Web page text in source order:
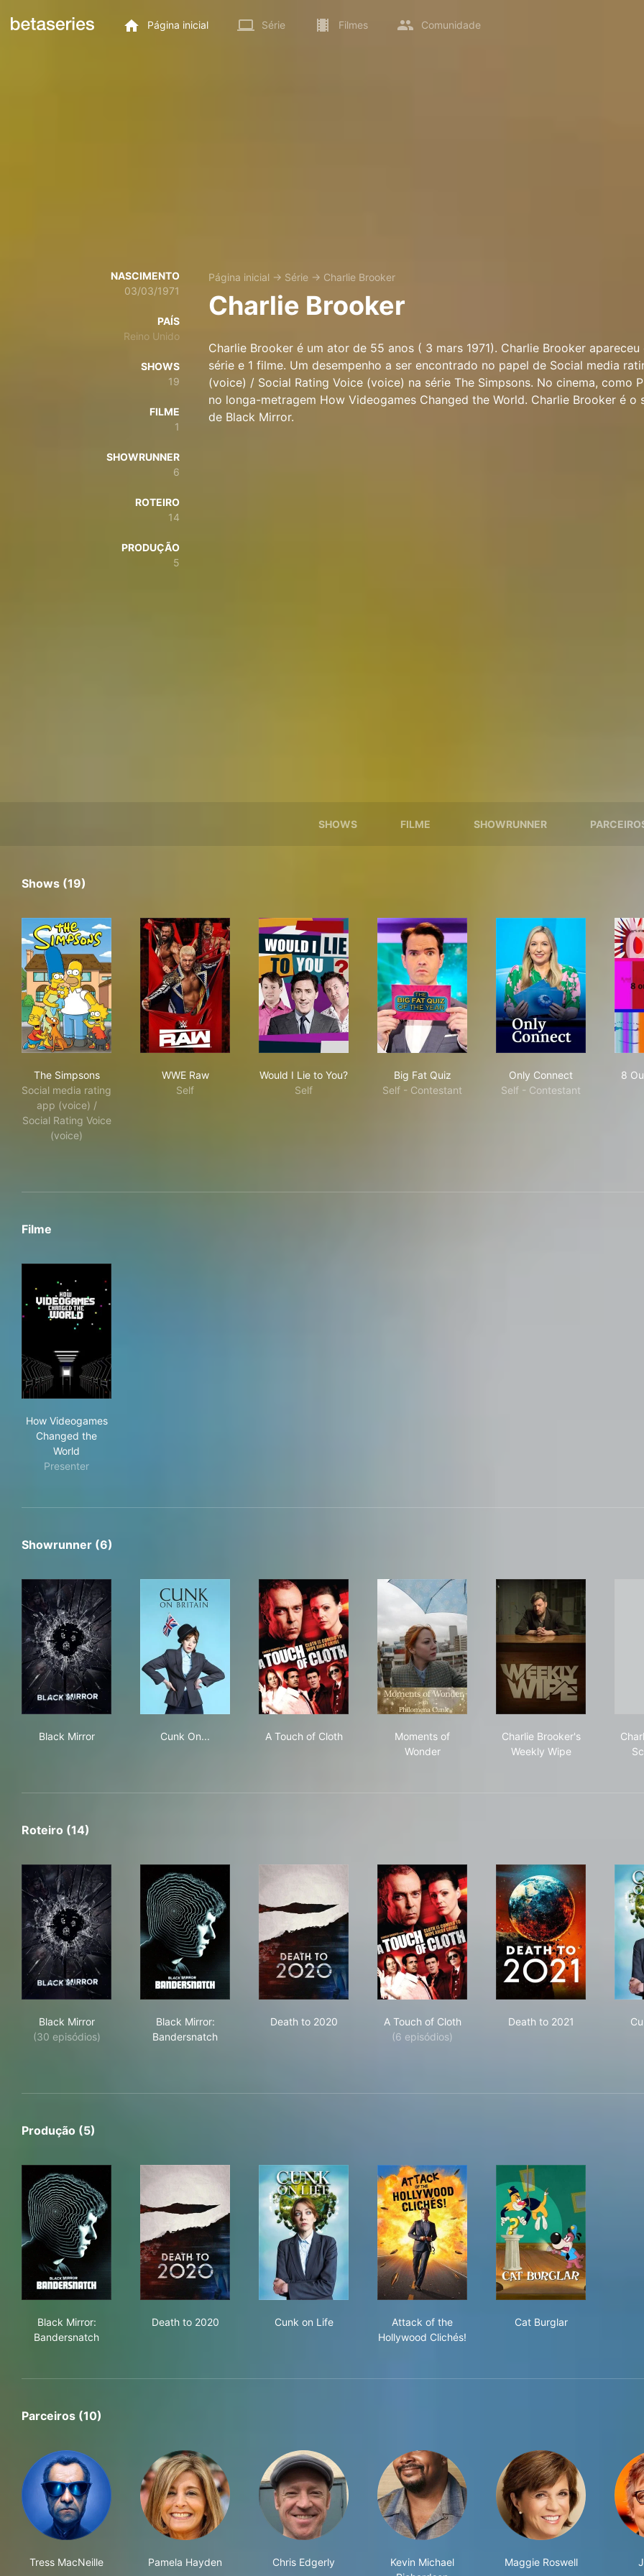
Página inicial Série Filmes Comunidade
NASCIMENTO
03/03/1971
PAÍS
Reino Unido
SHOWS
19
FILME
1
SHOWRUNNER
6
ROTEIRO
14
PRODUÇÃO
5
Página inicial → Série → Charlie Brooker
Charlie Brooker
Charlie Brooker é um ator de 55 anos ( 3 mars 1971). Charlie Brooker apareceu
série e 1 filme. Um desempenho a ser encontrado no papel de Social media
(voice) / Social Rating Voice (voice) na série The Simpsons. No cinema, como
no longa-metragem How Videogames Changed the World. Charlie Brooker é o
de Black Mirror.
SHOWS FILME SHOWRUNNER
Shows (19)
The Simpsons
Social media rating
app (voice) /
Social Rating Voice
(voice)
WWE Raw
Self
Would I Lie to You?
Self
Big Fat Quiz
Self - Contestant
Only Connect
Self - Contestant
8
Filme
How Videogames
Changed the
World
Presenter
Showrunner (6)
Black Mirror
Cunk On...
A Touch of Cloth
Moments of
Wonder
Charlie Brooker's
Weekly Wipe
Roteiro (14)
Black Mirror
(30 episódios)
Black Mirror:
Bandersnatch
Death to 2020
A Touch of Cloth
(6 episódios)
Death to 2021
Produção (5)
Black Mirror:
Bandersnatch
Death to 2020
Cunk on Life
Attack of the
Hollywood Clichés!
Cat Burglar
Parceiros (10)
Tress MacNeille Pamela Hayden Chris Edgerly
Kevin Michael
Maggie Roswell